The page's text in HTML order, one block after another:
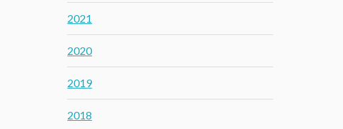
2021
2020
2019
2018